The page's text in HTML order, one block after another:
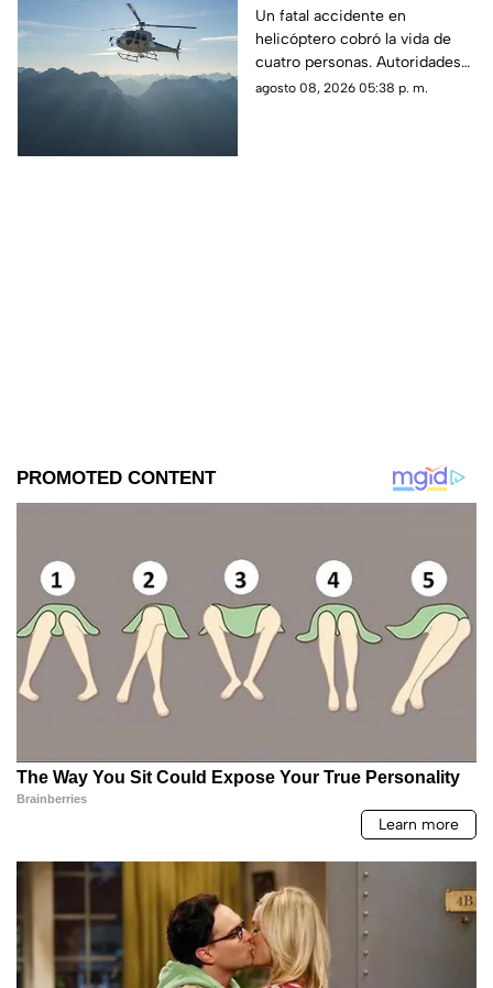
en zona boscosa y
mueren cuatro
personas
Un fatal accidente en
helicóptero cobró la vida de
cuatro personas. Autoridades
confirmaron que la aeronave
agosto 08, 2026 05:38 p. m.